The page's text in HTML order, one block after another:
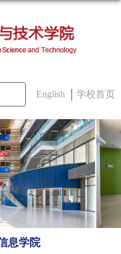
English 学校首页
息学院